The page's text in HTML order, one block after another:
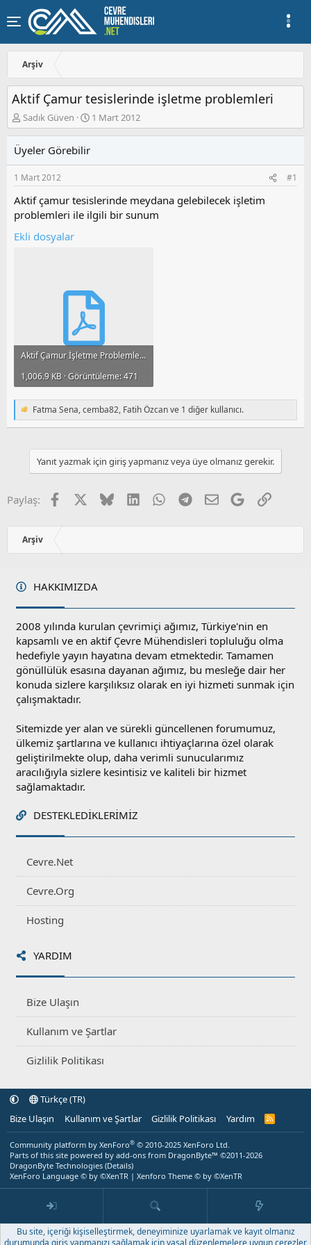
Arşiv
Aktif Çamur tesislerinde işletme problemleri
K
o
u
y
u
a
ş
a
Sadık Güven
B
a
a
ı
ç
i
1 Mart 2012
Üyeler Görebilir
1 Mart 2012 #1
Aktif çamur tesislerinde meydana gelebilecek işletim
problemleri ile ilgili bir sunum
Ekli dosyalar
Aktif Çamur İşletme Problemleri.pdf
1,006.9 KB · Görüntüleme: 471
T
e
:
Fatma Sena,cemba82, Fatih Özcanve 1 diğer kullanıcı.
Yanıt yazmak için giriş yapmanız veya üye olmanız gerekir.
Paylaş: Facebook BlueskyLinkedInWhatsApp
Telegram
E-postaGoogleLink
Arşiv
HAKKIMIZDA
2008 yılında kurulan çevrimiçi ağımız, Türkiye'nin en
kapsamlı ve en aktif Çevre Mühendisleri topluluğu olma
hedefiyle yayın hayatına devam etmektedir. Tamamen
gönüllülük esasına dayanan ağımız, bu mesleğe dair her
konuda sizlere karşılıksız olarak en iyi hizmeti sunmak için
çalışmaktadır.
Sitemizde yer alan ve sürekli güncellenen forumumuz,
ülkemiz şartlarına ve kullanıcı ihtiyaçlarına özel olarak
geliştirilmekte olup, daha verimli sunucularımız
aracılığıyla sizlere kesintisiz ve kaliteli bir hizmet
sağlamaktadır.
DESTEKLEDIKLERIMIZ
Cevre.Net
Cevre.Org
Hosting
YARDIM
Bize Ulaşın
Kullanım ve Şartlar
Gizlilik Politikası
Türkçe (TR)
Bize Ulaşın
Kullanım ve Şartlar Gizlilik Politikası Yardım
R
Community platform by XenForo® © 2010-2025 XenForo Ltd.
Parts of this site powered by add-ons from DragonByte™ ©2011-2026
DragonByte Technologies (Details)
XenForo Language © by ©XenTR | Xenforo Theme © by ©XenTR
Bu site, içeriği kişiselleştirmek, deneyiminize uyarlamak ve kayıt olmanız
durumunda giriş yapmanızı sağlamak için yasal düzenlemelere uygun çerezler